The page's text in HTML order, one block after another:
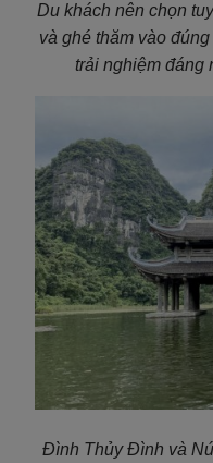
Du khách nên chọn
và ghé thăm vào
trải nghiệm đáng
Đình Thủy Đình và